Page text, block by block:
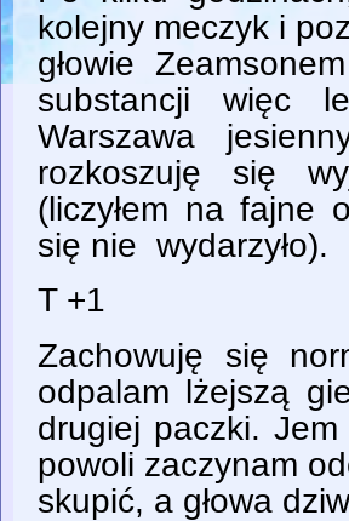
kolejny meczyk i
głowie
substancji więc
Warszawa
rozkoszuję się
(liczyłem na fajne
się nie wydarzyło).
T +1
Zachowuję się
odpalam lżejszą
drugiej paczki.
powoli zaczynam
skupić, a głowa